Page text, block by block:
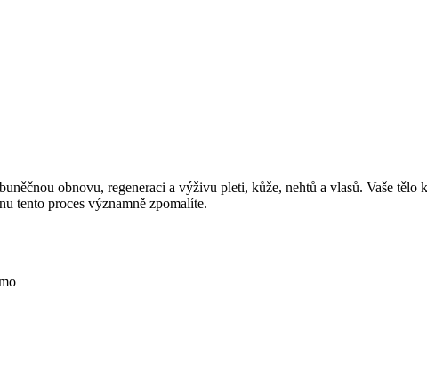
obnovu, regeneraci a výživu pleti, kůže, nehtů a vlasů. Vaše tělo
tento proces významně zpomalíte.